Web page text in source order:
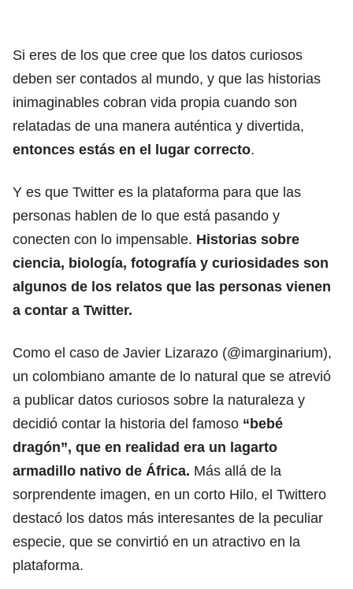
Si eres de los que cree que los datos curiosos
deben ser contados al mundo, y que las historias
inimaginables cobran vida propia cuando son
relatadas de una manera auténtica y divertida,
entonces estás en el lugar correcto.
Y es que Twitter es la plataforma para que las
personas hablen de lo que está pasando y
conecten con lo impensable. Historias sobre
ciencia, biología, fotografía y curiosidades son
algunos de los relatos que las personas vienen
a contar a Twitter.
Como el caso de Javier Lizarazo (@imarginarium),
un colombiano amante de lo natural que se atrevió
a publicar datos curiosos sobre la naturaleza y
decidió contar la historia del famoso “bebé
dragón”, que en realidad era un lagarto
armadillo nativo de África. Más allá de la
sorprendente imagen, en un corto Hilo, el Twittero
destacó los datos más interesantes de la peculiar
especie, que se convirtió en un atractivo en la
plataforma.